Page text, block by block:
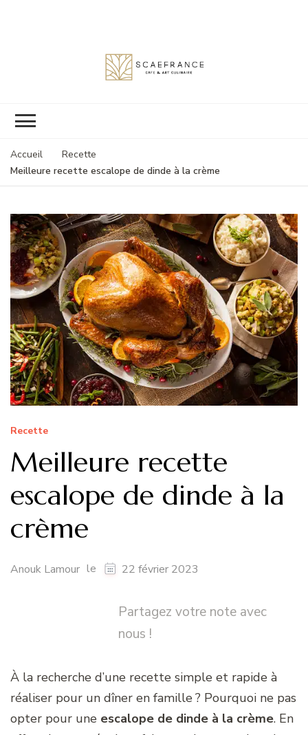
Accueil
Recette
Meilleure recette escalope de dinde à la crème
Recette
Meilleure recette
escalope de dinde à la
crème
Anouk Lamour le 22 février 2023
Partagez votre note avec
nous !
À la recherche d’une recette simple et rapide à
réaliser pour un dîner en famille ? Pourquoi ne pas
opter pour une escalope de dinde à la crème. En